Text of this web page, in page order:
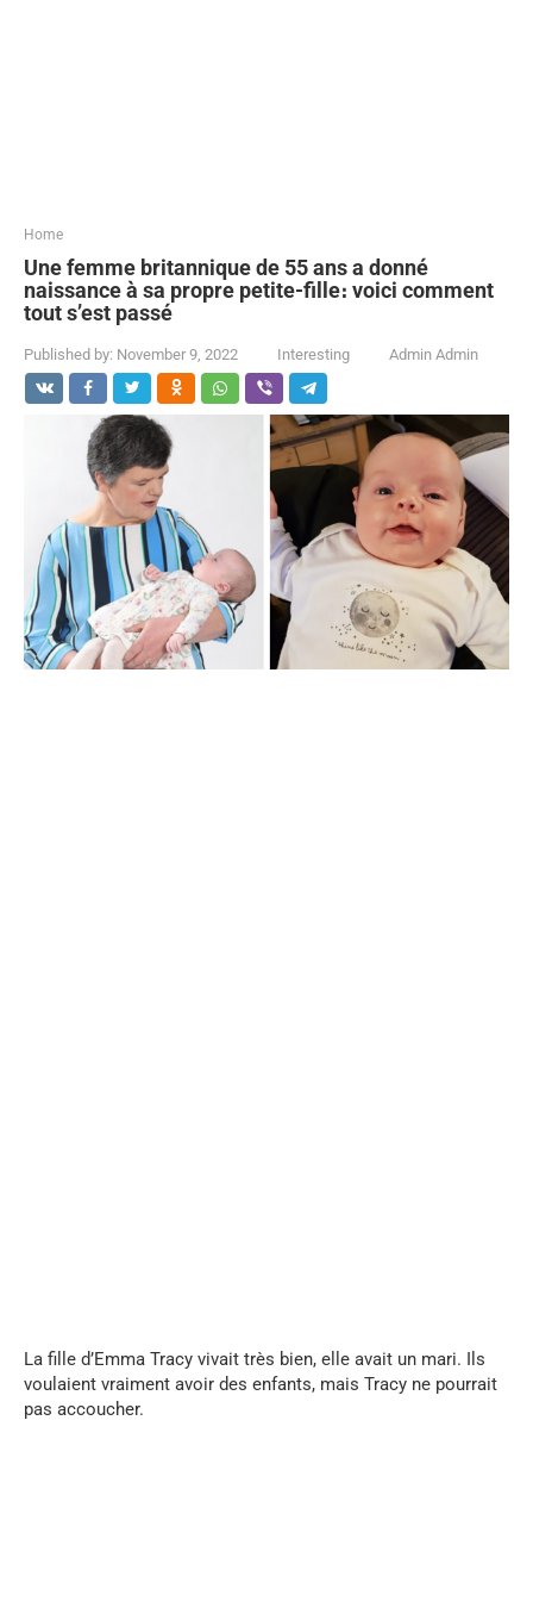
Home
Une femme britannique de 55 ans a donné
naissance à sa propre petite-fille։ voici comment
tout s’est passé
Published by: November 9, 2022 Interesting Admin Admin
La fille d’Emma Tracy vivait très bien, elle avait un mari. Ils
voulaient vraiment avoir des enfants, mais Tracy ne pourrait
pas accoucher.